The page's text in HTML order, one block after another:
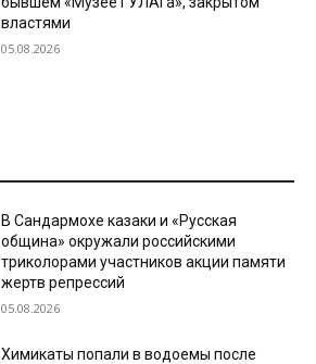
властями
05.08.2026
В Сандармохе казаки и «Русская
община» окружали российскими
триколорами участников акции памяти
жертв репрессий
05.08.2026
Химикаты попали в водоемы после